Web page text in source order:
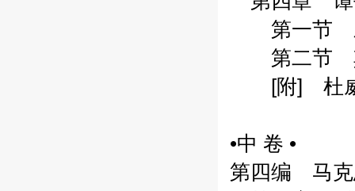
第一节 三
第二节 其
[附] 杜威
•中 卷 •
第四编 马克